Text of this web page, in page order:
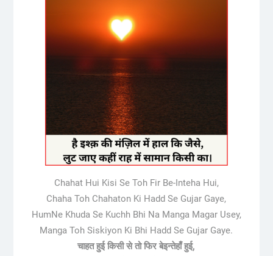
Chahat Hui Kisi Se Toh Fir Be-Inteha Hui,
Chaha Toh Chahaton Ki Hadd Se Gujar Gaye,
HumNe Khuda Se Kuchh Bhi Na Manga Magar Usey,
Manga Toh Siskiyon Ki Bhi Hadd Se Gujar Gaye.
चाहत हुई किसी से तो फिर बेइन्तेहाँ हुई,